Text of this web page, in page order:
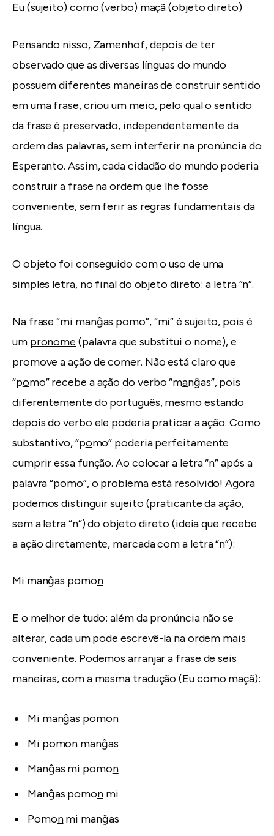
Eu (sujeito) como (verbo) maçã (objeto direto)
Pensando nisso, Zamenhof, depois de ter
observado que as diversas línguas do mundo
possuem diferentes maneiras de construir sentido
em uma frase, criou um meio, pelo qual o sentido
da frase é preservado, independentemente da
ordem das palavras, sem interferir na pronúncia do
Esperanto. Assim, cada cidadão do mundo poderia
construir a frase na ordem que lhe fosse
conveniente, sem ferir as regras fundamentais da
língua.
O objeto foi conseguido com o uso de uma
simples letra, no final do objeto direto: a letra “n”.
Na frase “mi manĝas pomo”, “mi” é sujeito, pois é
um pronome (palavra que substitui o nome), e
promove a ação de comer. Não está claro que
“pomo” recebe a ação do verbo “manĝas”, pois
diferentemente do português, mesmo estando
depois do verbo ele poderia praticar a ação. Como
substantivo, “pomo” poderia perfeitamente
cumprir essa função. Ao colocar a letra “n” após a
palavra “pomo”, o problema está resolvido! Agora
podemos distinguir sujeito (praticante da ação,
sem a letra “n”) do objeto direto (ideia que recebe
a ação diretamente, marcada com a letra “n”):
Mi manĝas pomon
E o melhor de tudo: além da pronúncia não se
alterar, cada um pode escrevê-la na ordem mais
conveniente. Podemos arranjar a frase de seis
maneiras, com a mesma tradução (Eu como maçã):
Mi manĝas pomon
Mi pomon manĝas
Manĝas mi pomon
Manĝas pomonmi
Pomonmi manĝas